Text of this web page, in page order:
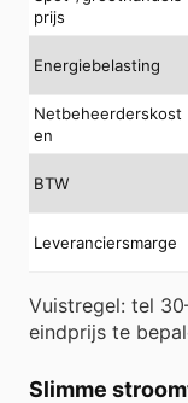
prijs
Energiebelasting
Netbeheerderskost
en
BTW
Leveranciersmarge
Vuistregel: tel
eindprijs te
Slimme